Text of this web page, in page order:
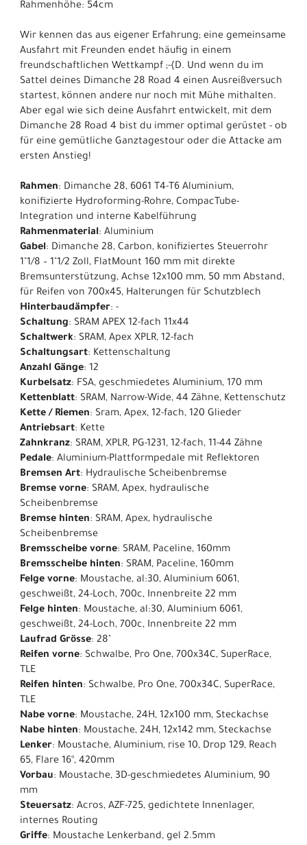
Rahmenhöhe: 54cm
Wir kennen das aus eigener Erfahrung; eine gemeinsame
Ausfahrt mit Freunden endet häufig in einem
freundschaftlichen Wettkampf ;-{D. Und wenn du im
Sattel deines Dimanche 28 Road 4 einen Ausreißversuch
startest, können andere nur noch mit Mühe mithalten.
Aber egal wie sich deine Ausfahrt entwickelt, mit dem
Dimanche 28 Road 4 bist du immer optimal gerüstet - ob
für eine gemütliche Ganztagestour oder die Attacke am
ersten Anstieg!
Rahmen: Dimanche 28, 6061 T4-T6 Aluminium,
konifizierte Hydroforming-Rohre, CompacTube-
Integration und interne Kabelführung
Rahmenmaterial: Aluminium
Gabel: Dimanche 28, Carbon, konifiziertes Steuerrohr
1"1/8 – 1"1/2 Zoll, FlatMount 160 mm mit direkte
Bremsunterstützung, Achse 12x100 mm, 50 mm Abstand,
für Reifen von 700x45, Halterungen für Schutzblech
Hinterbaudämpfer: -
Schaltung: SRAM APEX 12-fach 11x44
Schaltwerk: SRAM, Apex XPLR, 12-fach
Schaltungsart: Kettenschaltung
Anzahl Gänge: 12
Kurbelsatz: FSA, geschmiedetes Aluminium, 170 mm
Kettenblatt: SRAM, Narrow-Wide, 44 Zähne, Kettenschutz
Kette / Riemen: Sram, Apex, 12-fach, 120 Glieder
Antriebsart: Kette
Zahnkranz: SRAM, XPLR, PG-1231, 12-fach, 11-44 Zähne
Pedale: Aluminium-Plattformpedale mit Reflektoren
Bremsen Art: Hydraulische Scheibenbremse
Bremse vorne: SRAM, Apex, hydraulische
Scheibenbremse
Bremse hinten: SRAM, Apex, hydraulische
Scheibenbremse
Bremsscheibe vorne: SRAM, Paceline, 160mm
Bremsscheibe hinten: SRAM, Paceline, 160mm
Felge vorne: Moustache, al:30, Aluminium 6061,
geschweißt, 24-Loch, 700c, Innenbreite 22 mm
Felge hinten: Moustache, al:30, Aluminium 6061,
geschweißt, 24-Loch, 700c, Innenbreite 22 mm
Laufrad Grösse: 28"
Reifen vorne: Schwalbe, Pro One, 700x34C, SuperRace,
TLE
Reifen hinten: Schwalbe, Pro One, 700x34C, SuperRace,
TLE
Nabe vorne: Moustache, 24H, 12x100 mm, Steckachse
Nabe hinten: Moustache, 24H, 12x142 mm, Steckachse
Lenker: Moustache, Aluminium, rise 10, Drop 129, Reach
65, Flare 16°, 420mm
Vorbau: Moustache, 3D-geschmiedetes Aluminium, 90
mm
Steuersatz: Acros, AZF-725, gedichtete Innenlager,
internes Routing
Griffe: Moustache Lenkerband, gel 2.5mm